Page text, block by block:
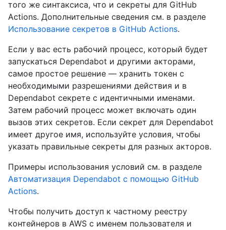
того же синтаксиса, что и секреты для GitHub
Actions. Дополнительные сведения см. в разделе
Использование секретов в GitHub Actions.
Если у вас есть рабочий процесс, который будет
запускаться Dependabot и другими акторами,
самое простое решение — хранить токен с
необходимыми разрешениями действия и в
Dependabot секрете с идентичными именами.
Затем рабочий процесс может включать один
вызов этих секретов. Если секрет для Dependabot
имеет другое имя, используйте условия, чтобы
указать правильные секреты для разных акторов.
Примеры использования условий см. в разделе
Автоматизация Dependabot с помощью GitHub
Actions.
Чтобы получить доступ к частному реестру
контейнеров в AWS с именем пользователя и